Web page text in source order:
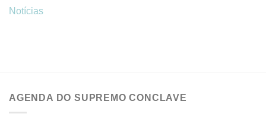
Notícias
AGENDA DO SUPREMO CONCLAVE